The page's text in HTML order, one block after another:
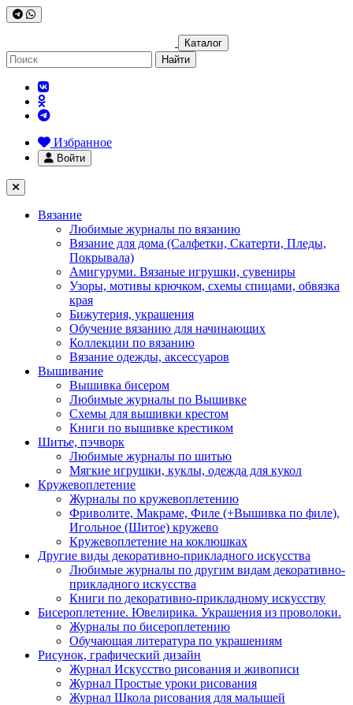
Каталог
Найти
Избранное
Войти
Вязание
Любимые журналы по вязанию
Вязание для дома (Салфетки, Скатерти, Пледы,
Покрывала)
Амигуруми. Вязаные игрушки, сувениры
Узоры, мотивы крючком, схемы спицами, обвязка
края
Бижутерия, украшения
Обучение вязанию для начинающих
Коллекции по вязанию
Вязание одежды, аксессуаров
Вышивание
Вышивка бисером
Любимые журналы по Вышивке
Схемы для вышивки крестом
Книги по вышивке крестиком
Шитье, пэчворк
Любимые журналы по шитью
Мягкие игрушки, куклы, одежда для кукол
Кружевоплетение
Журналы по кружевоплетению
Фриволите, Макраме, Филе (+Вышивка по филе),
Игольное (Шитое) кружево
Кружевоплетение на коклюшках
Другие виды декоративно-прикладного искусства
Любимые журналы по другим видам декоративно-
прикладного искусства
Книги по декоративно-прикладному искусству
Бисероплетение. Ювелирика. Украшения из проволоки.
Журналы по бисероплетению
Обучающая литература по украшениям
Рисунок, графический дизайн
Журнал Искусство рисования и живописи
Журнал Простые уроки рисования
Журнал Школа рисования для малышей